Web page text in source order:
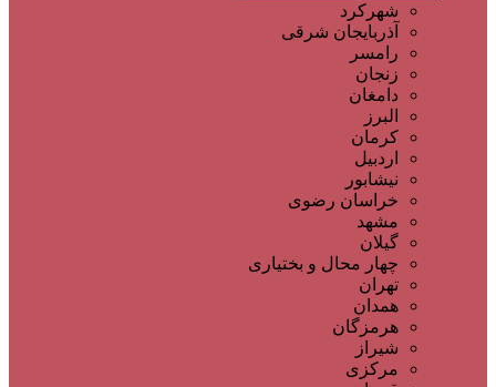
شهرکرد
آذربایجان شرقی
رامسر
زنجان
دامغان
البرز
کرمان
اردبیل
نیشابور
خراسان رضوی
مشهد
گیلان
چهار محال و بختیاری
تهران
همدان
هرمزگان
شیراز
مرکزی